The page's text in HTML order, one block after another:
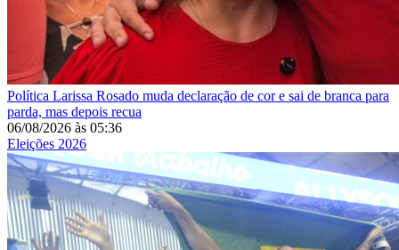
Política Larissa Rosado muda declaração de cor e sai de branca para
parda, mas depois recua
06/08/2026 às 05:36
Eleições 2026